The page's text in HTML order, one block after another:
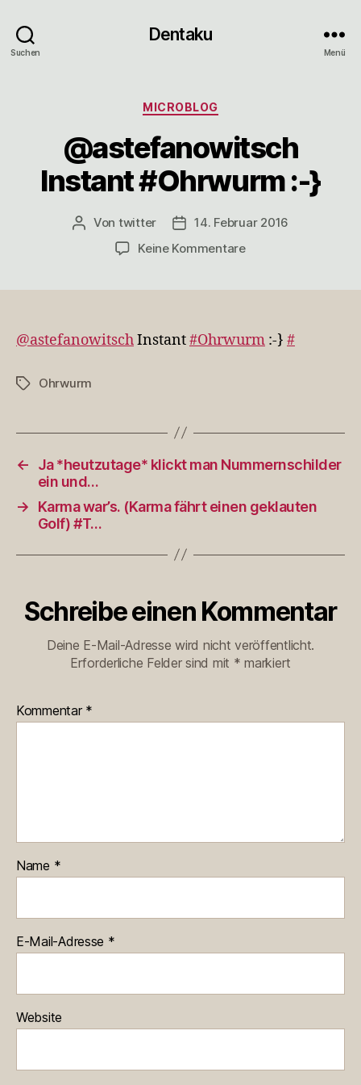
Suchen
Dentaku
Menü
Kategorien
MICROBLOG
@astefanowitsch
Instant #Ohrwurm :-}
Beitragsautor
Von twitter Veröffentlichungsdatum
14. Februar 2016
Keine Kommentarezu
@astefanowitschInstant#Ohrwurm :-} #
Schlagwörter
Ohrwurm
←
Ja *heutzutage* klickt man Nummernschilder
ein und…
→
Karma war’s. (Karma fährt einen geklauten
Golf) #T…
Schreibe einen Kommentar
Deine E-Mail-Adresse wird nicht veröffentlicht.
Erforderliche Felder sind mit * markiert
Kommentar *
Name *
E-Mail-Adresse *
Website